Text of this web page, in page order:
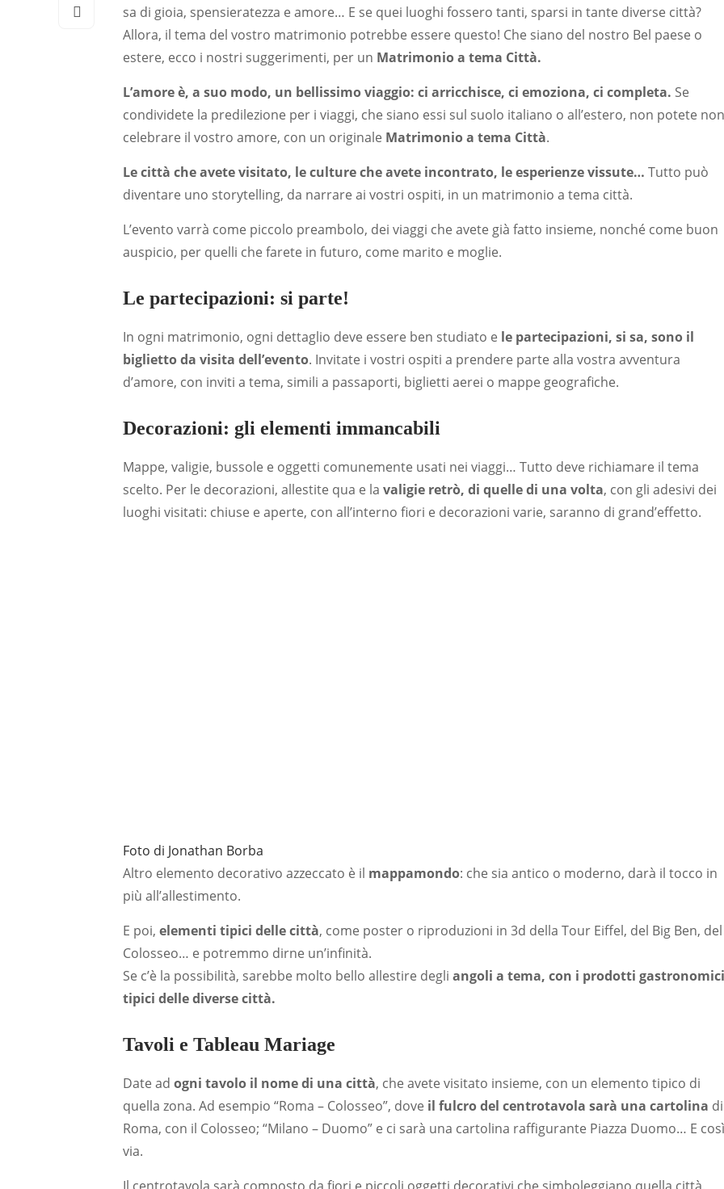
sa di gioia, spensieratezza e amore… E se quei luoghi fossero tanti, sparsi in tante diverse città?
Allora, il tema del vostro matrimonio potrebbe essere questo! Che siano del nostro Bel paese o
estere, ecco i nostri suggerimenti, per un Matrimonio a tema Città.
L’amore è, a suo modo, un bellissimo viaggio: ci arricchisce, ci emoziona, ci completa. Se
condividete la predilezione per i viaggi, che siano essi sul suolo italiano o all’estero, non potete non
celebrare il vostro amore, con un originale Matrimonio a tema Città.
Le città che avete visitato, le culture che avete incontrato, le esperienze vissute… Tutto può
diventare uno storytelling, da narrare ai vostri ospiti, in un matrimonio a tema città.
L’evento varrà come piccolo preambolo, dei viaggi che avete già fatto insieme, nonché come buon
auspicio, per quelli che farete in futuro, come marito e moglie.
Le partecipazioni: si parte!
In ogni matrimonio, ogni dettaglio deve essere ben studiato e le partecipazioni, si sa, sono il
biglietto da visita dell’evento. Invitate i vostri ospiti a prendere parte alla vostra avventura
d’amore, con inviti a tema, simili a passaporti, biglietti aerei o mappe geografiche.
Decorazioni: gli elementi immancabili
Mappe, valigie, bussole e oggetti comunemente usati nei viaggi… Tutto deve richiamare il tema
scelto. Per le decorazioni, allestite qua e la valigie retrò, di quelle di una volta, con gli adesivi dei
luoghi visitati: chiuse e aperte, con all’interno fiori e decorazioni varie, saranno di grand’effetto.
Foto di Jonathan Borba
Altro elemento decorativo azzeccato è il mappamondo: che sia antico o moderno, darà il tocco in
più all’allestimento.
E poi, elementi tipici delle città, come poster o riproduzioni in 3d della Tour Eiffel, del Big Ben, del
Colosseo… e potremmo dirne un’infinità.
Se c’è la possibilità, sarebbe molto bello allestire degli angoli a tema, con i prodotti gastronomici
tipici delle diverse città.
Tavoli e Tableau Mariage
Date ad ogni tavolo il nome di una città, che avete visitato insieme, con un elemento tipico di
quella zona. Ad esempio “Roma – Colosseo”, dove il fulcro del centrotavola sarà una cartolina di
Roma, con il Colosseo; “Milano – Duomo” e ci sarà una cartolina raffigurante Piazza Duomo… E così
via.